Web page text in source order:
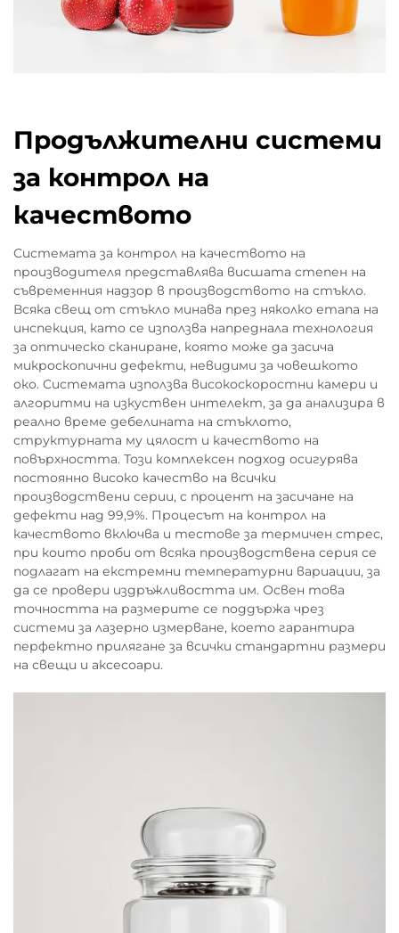
Продължителни системи
за контрол на
качеството
Системата за контрол на качеството на
производителя представлява висшата степен на
съвременния надзор в производството на стъкло.
Всяка свещ от стъкло минава през няколко етапа на
инспекция, като се използва напреднала технология
за оптическо сканиране, която може да засича
микроскопични дефекти, невидими за човешкото
око. Системата използва високоскоростни камери и
алгоритми на изкуствен интелект, за да анализира в
реално време дебелината на стъклото,
структурната му цялост и качеството на
повърхността. Този комплексен подход осигурява
постоянно високо качество на всички
производствени серии, с процент на засичане на
дефекти над 99,9%. Процесът на контрол на
качеството включва и тестове за термичен стрес,
при които проби от всяка производствена серия се
подлагат на екстремни температурни вариации, за
да се провери издръжливостта им. Освен това
точността на размерите се поддържа чрез
системи за лазерно измерване, което гарантира
перфектно прилягане за всички стандартни размери
на свещи и аксесоари.